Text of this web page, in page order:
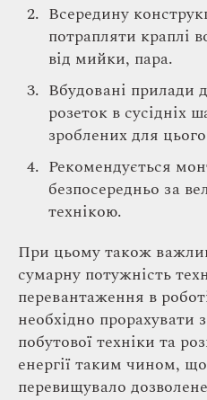
Всередину
потрапляти краплі
від мийки, пара.
Вбудовані прилади
розеток в сусідніх
зроблених для
Рекомендується
безпосередньо за
технікою.
При цьому також
сумарну потужність
перевантаження в
необхідно прорахувати
побутової техніки та
енергії таким чином,
перевищувало